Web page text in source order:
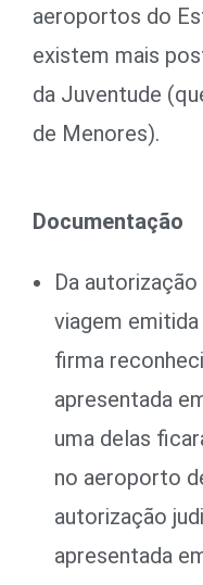
aeroportos do
existem mais
da Juventude
de Menores).
Documentação
Da
viagem
firma
apresentada
uma delas
no aeroporto
autorização
apresentada